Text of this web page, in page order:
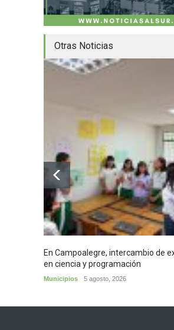
Otras Noticias
En Campoalegre, intercambio de
en ciencia y programación
Municipios 5 agosto, 2026